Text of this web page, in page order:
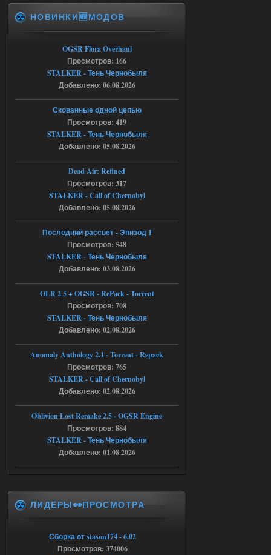
Спавнер + Правки + Античит - Dead
City Final
Michman1970
Что то не работает спавнер,
все устанавливал по
мануалу......
Ответить ➤
Игра для сталкера 21-очко
ruslanpyrusov
как изменить макс сумму
ставки в файлах чтобы
ставить больше 1 к
Ответить ➤
Тайна Зоны - Remaster 2026
Stalker-Mods-Clan-su
Ответить ➤
Тайна Зоны - Remaster 2026
патч я установил после
установки мода, да, ладно,
наверное вы правы придется ожидать
Ответить ➤
05.08.2026
Тайна Зоны - Remaster 2026
Stalker-Mods-Clan-su
Ответить ➤
05.08.2026
AndreySA
НОВИНКИ🆕МОДОВ
OGSR Flora Overhaul
Просмотров: 166
STALKER - Тень Чернобыля
Добавлено: 06.08.2026
Скованные одной цепью
Просмотров: 419
STALKER - Тень Чернобыля
Добавлено: 05.08.2026
Dead Air: Refined
Просмотров: 317
STALKER - Call of Chernobyl
Добавлено: 05.08.2026
Последний рассвет - Эпизод 1
Просмотров: 548
STALKER - Тень Чернобыля
Добавлено: 03.08.2026
OLR 2.5 + OGSR - RePack - Torrent
Просмотров: 708
STALKER - Тень Чернобыля
Добавлено: 02.08.2026
Anomaly Anthology 2.1 - Torrent - Repack
Просмотров: 765
STALKER - Call of Chernobyl
Добавлено: 02.08.2026
Oblivion Lost Remake 2.5 - OGSR Engine
Просмотров: 884
STALKER - Тень Чернобыля
Добавлено: 01.08.2026
ЛИДЕРЫ👀ПРОСМОТРА
Сборка от stason174 - 6.02
Просмотров: 374006